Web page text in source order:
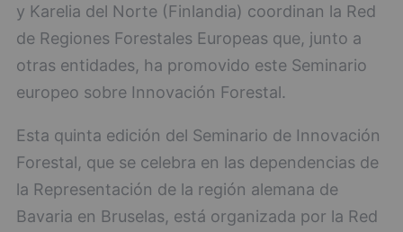
y Karelia del Norte (Finlandia) coordinan la Red
de Regiones Forestales Europeas que, junto a
otras entidades, ha promovido este Seminario
europeo sobre Innovación Forestal.
Esta quinta edición del Seminario de Innovación
Forestal, que se celebra en las dependencias de
la Representación de la región alemana de
Bavaria en Bruselas, está organizada por la Red